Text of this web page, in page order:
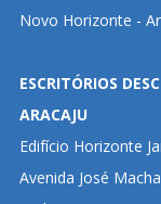
Novo Horizonte -
ESCRITÓRIOS
ARACAJU
Edifício Horizonte
Avenida José